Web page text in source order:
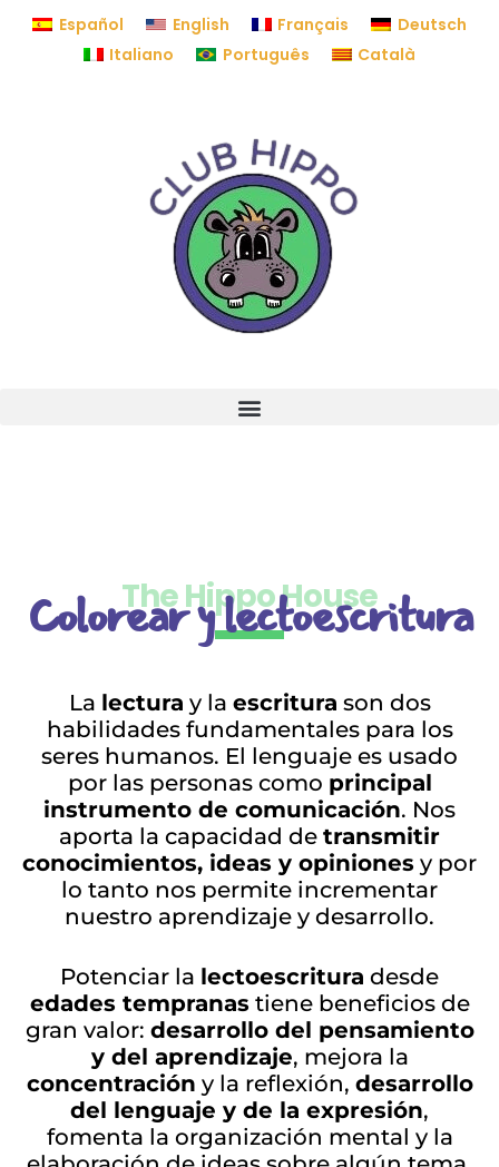
Español English Français
Deutsch
Italiano
Português Català
The Hippo House
Colorear y lectoescritura
La lectura y la escritura son dos
habilidades fundamentales para los
seres humanos. El lenguaje es usado
por las personas como principal
instrumento de comunicación. Nos
aporta la capacidad de transmitir
conocimientos, ideas y opiniones y por
lo tanto nos permite incrementar
nuestro aprendizaje y desarrollo.
Potenciar la lectoescritura desde
edades tempranas tiene beneficios de
gran valor: desarrollo del pensamiento
y del aprendizaje, mejora la
concentración y la reflexión, desarrollo
del lenguaje y de la expresión,
fomenta la organización mental y la